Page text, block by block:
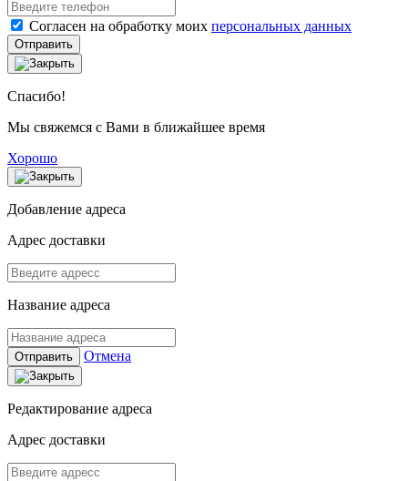
Согласен на обработку моих персональных данных
Отправить
Спасибо!
Мы свяжемся с Вами в ближайшее время
Хорошо
Добавление адреса
Адрес доставки
Название адреса
Отправить Отмена
Редактирование адреса
Адрес доставки